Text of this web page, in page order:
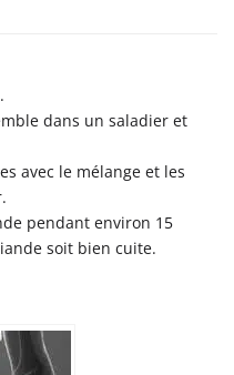
dans un saladier et
avec le mélange et les
pendant environ 15
soit bien cuite.